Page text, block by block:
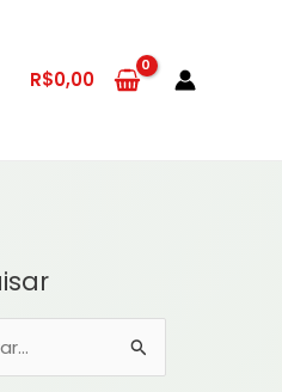
R$0,00